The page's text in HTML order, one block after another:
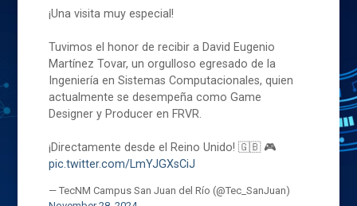
¡Una visita muy especial!
Tuvimos el honor de recibir a David Eugenio
Martínez Tovar, un orgulloso egresado de la
Ingeniería en Sistemas Computacionales, quien
actualmente se desempeña como Game
Designer y Producer en FRVR.
¡Directamente desde el Reino Unido! 🇬🇧 🎮
pic.twitter.com/LmYJGXsCiJ
— TecNM Campus San Juan del Río (@Tec_SanJuan)